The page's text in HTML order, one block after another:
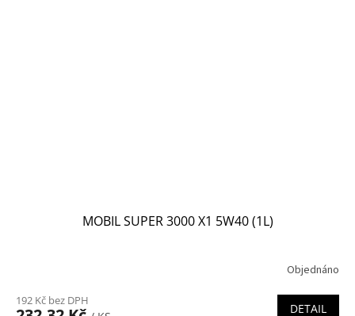
MOBIL SUPER 3000 X1 5W40 (1L)
Objednáno
192 Kč bez DPH
DETAIL